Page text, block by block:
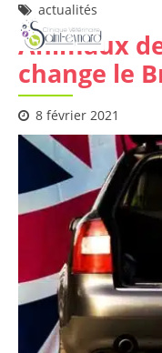
actualités
Animaux
change le
8 février 2021